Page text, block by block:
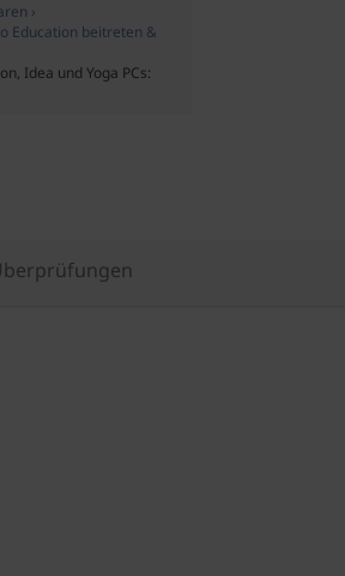
›
Education beitreten &
Idea und Yoga PCs: